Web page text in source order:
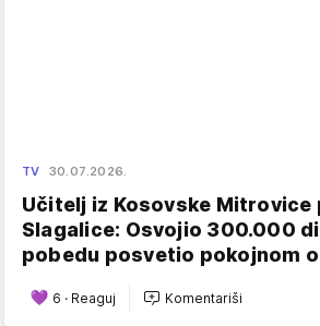
TV 30.07.2026.
Učitelj iz Kosovske Mitrovice
Slagalice: Osvojio 300.000
pobedu posvetio pokojnom
6 · Reaguj Komentariši